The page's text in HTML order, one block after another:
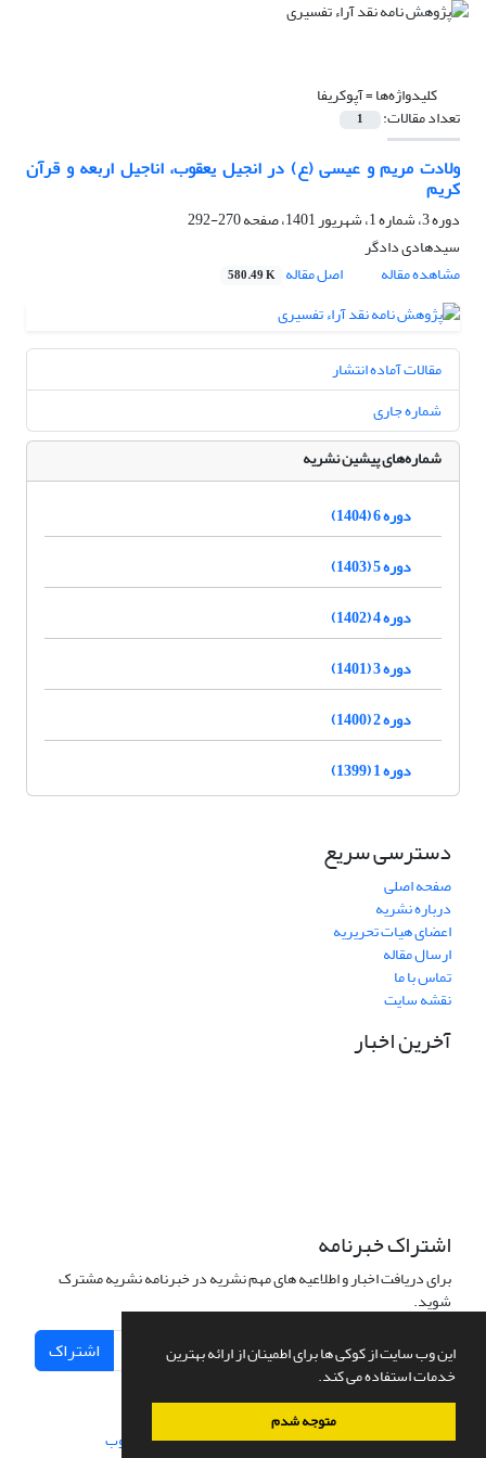
این وب سایت از کوکی ها برای اطمینان از ارائه بهترین
خدمات استفاده می کند.
متوجه شدم
کلیدواژه‌ها =آپوکریفا
تعداد مقالات: 1
ولادت مریم و عیسی (ع) در انجیل یعقوب، اناجیل اربعه و قرآن
کریم
دوره 3، شماره 1، شهریور 1401، صفحه
270-292
سیدهادی دادگر
مشاهده مقاله
اصل مقاله 580.49 K
مقالات آماده انتشار
شماره جاری
شماره‌های پیشین نشریه
دوره 6 (1404)
دوره 5 (1403)
دوره 4 (1402)
دوره 3 (1401)
دوره 2 (1400)
دوره 1 (1399)
دسترسی سریع
صفحه اصلی
درباره نشریه
اعضای هیات تحریریه
ارسال مقاله
تماس با ما
نقشه سایت
آخرین اخبار
اشتراک خبرنامه
برای دریافت اخبار و اطلاعیه های مهم نشریه در خبرنامه نشریه مشترک
شوید.
اشتراک
سامانه مدیریت نشریات علمی.طراحی و پیاده سازی از سیناوب